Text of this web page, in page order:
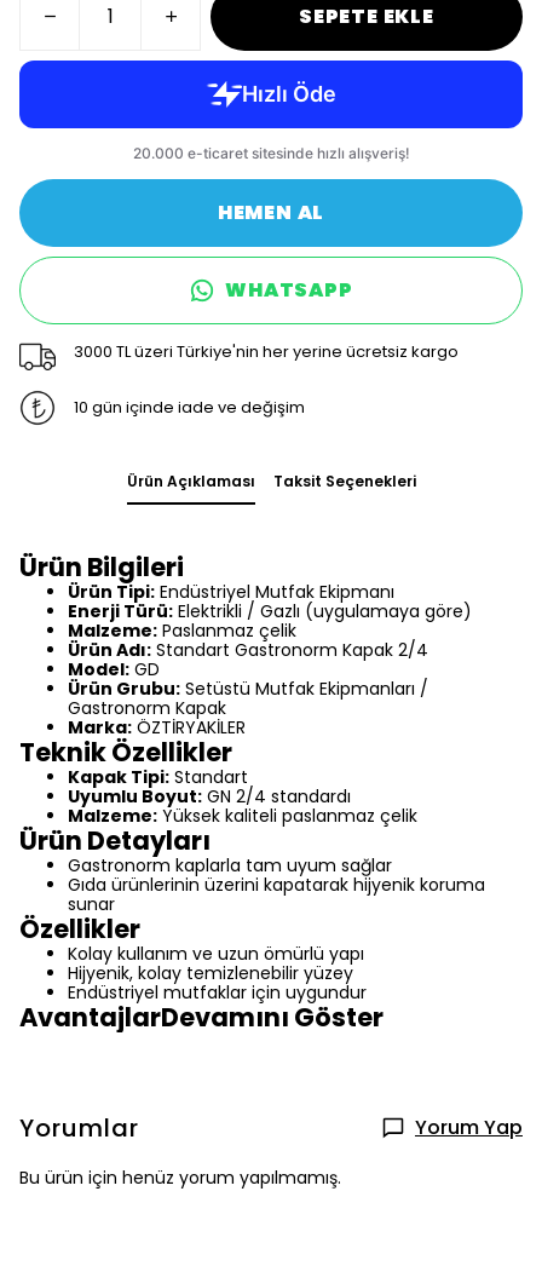
SEPETE EKLE
HEMEN AL
WHATSAPP
3000 TL üzeri Türkiye'nin her yerine ücretsiz kargo
10 gün içinde iade ve değişim
Ürün Açıklaması Taksit Seçenekleri
Ürün Bilgileri
Ürün Tipi: Endüstriyel Mutfak Ekipmanı
Enerji Türü: Elektrikli / Gazlı (uygulamaya göre)
Malzeme: Paslanmaz çelik
Ürün Adı: Standart Gastronorm Kapak 2/4
Model: GD
Ürün Grubu: Setüstü Mutfak Ekipmanları /
Gastronorm Kapak
Marka: ÖZTİRYAKİLER
Teknik Özellikler
Kapak Tipi: Standart
Uyumlu Boyut: GN 2/4 standardı
Malzeme: Yüksek kaliteli paslanmaz çelik
Ürün Detayları
Gastronorm kaplarla tam uyum sağlar
Gıda ürünlerinin üzerini kapatarak hijyenik koruma
sunar
Özellikler
Kolay kullanım ve uzun ömürlü yapı
Hijyenik, kolay temizlenebilir yüzey
Endüstriyel mutfaklar için uygundur
AvantajlarDevamını Göster
Yorumlar Yorum Yap
Bu ürün için henüz yorum yapılmamış.